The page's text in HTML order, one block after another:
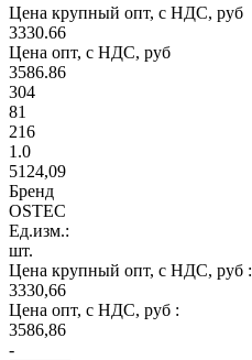
Цена крупный опт, с НДС, руб
3330.66
Цена опт, с НДС, руб
3586.86
304
81
216
1.0
5124,09
Бренд
OSTEC
Ед.изм.:
шт.
Цена крупный опт, с НДС, руб :
3330,66
Цена опт, с НДС, руб :
3586,86
-